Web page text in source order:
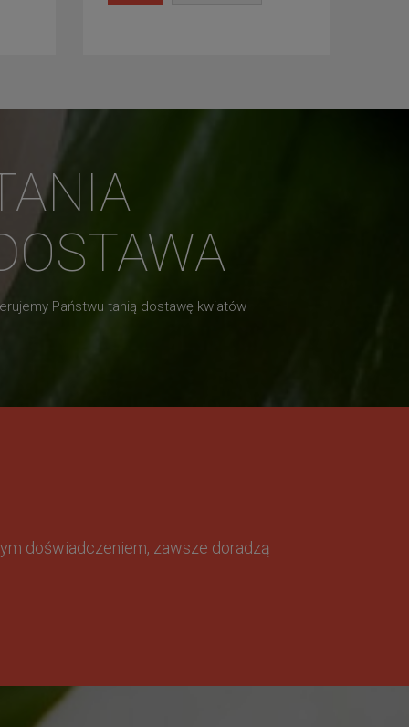
Państwu tanią dostawę kwiatów
doświadczeniem, zawsze doradzą